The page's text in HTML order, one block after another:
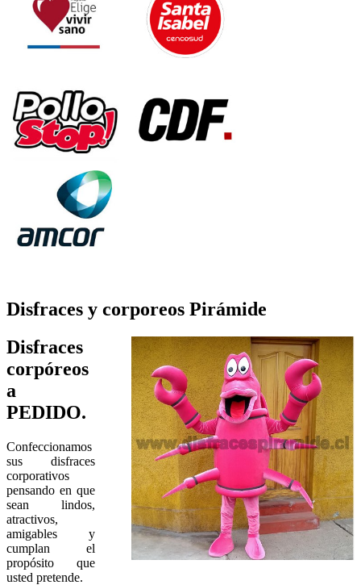
Disfraces y corporeos Pirámide
Disfraces
corpóreos
a
PEDIDO.
Confeccionamos
sus disfraces
corporativos
pensando en que
sean lindos,
atractivos,
amigables y
cumplan el
propósito que
usted pretende.